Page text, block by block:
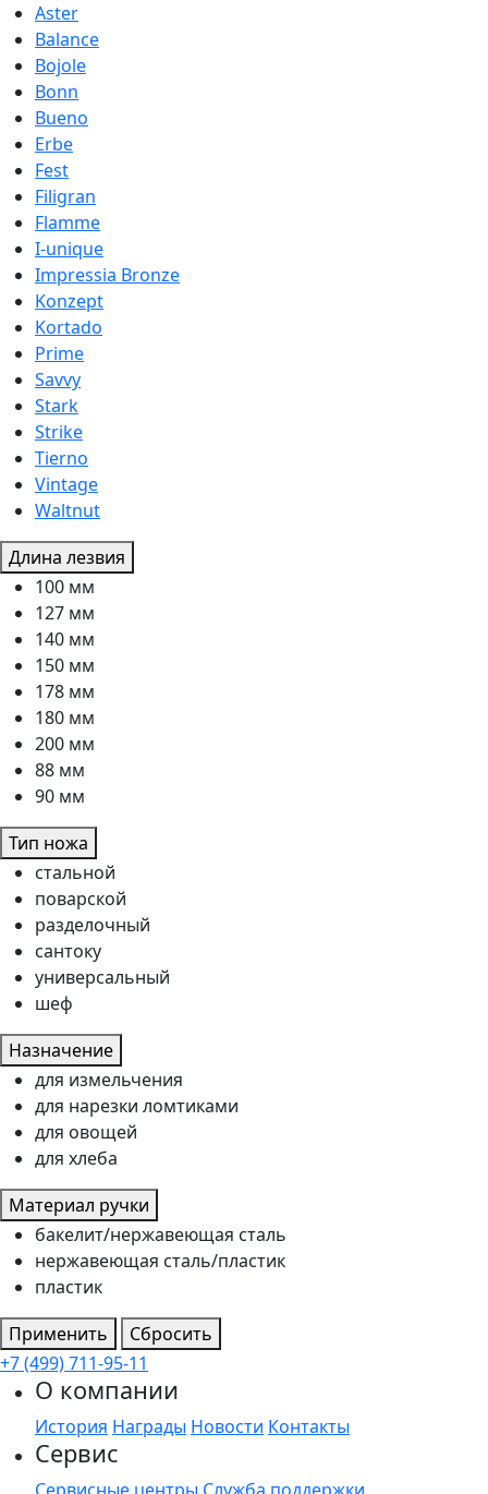
Aster
Balance
Bojole
Bonn
Bueno
Erbe
Fest
Filigran
Flamme
I-unique
Impressia Bronze
Konzept
Kortado
Prime
Savvy
Stark
Strike
Tierno
Vintage
Waltnut
Длина лезвия
100 мм
127 мм
140 мм
150 мм
178 мм
180 мм
200 мм
88 мм
90 мм
Тип ножа
стальной
поварской
разделочный
сантоку
универсальный
шеф
Назначение
для измельчения
для нарезки ломтиками
для овощей
для хлеба
Материал ручки
бакелит/нержавеющая сталь
нержавеющая сталь/пластик
пластик
Применить
Сбросить
+7 (499) 711-95-11
О компании
История Награды Новости Контакты
Сервис